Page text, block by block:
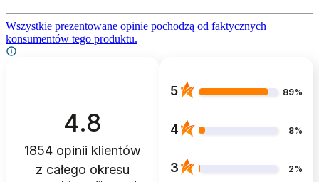
Wszystkie prezentowane opinie pochodzą od faktycznych
konsumentów tego produktu.
4.8
1854 opinii klientów
z całego okresu
5 89%
4 8%
3 2%